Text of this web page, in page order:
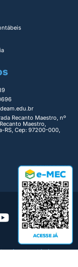
Recanto Maestro, nº
Maestro,
RS, Cep: 97200-000,
de Privacidade|